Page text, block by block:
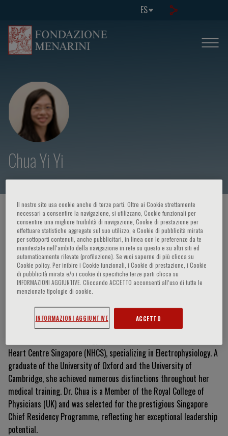
ES
Chua Yi Yi
HOME PAGE / CURSOS Y EVENTOS / ORADOR
Chua Yi Yi
Currículum Vitae
Heart Centre Singapore (NHCS), specializing in Electrophysiology. A
graduate of the University of Oxford and the University of
Cambridge, she achieved numerous distinctions throughout her
medical training. Dr. Chua is a Member of the Royal College of
Physicians (UK) and was selected for the prestigious Singapore
Chief Residency Programme, reflecting her exceptional leadership
potential.
Il nostro sito usa cookie anche di terze parti. Oltre ai Cookie strettamente
necessari a consentire la navigazione, si utilizzano, Cookie funzionali per
consentire una migliore fruibilità di navigazione, Cookie di prestazione per
effettuare statistiche aggregate sul suo utilizzo, e Cookie di pubblicità mirata
per sottoporti contenuti, anche pubblicitari, in linea con le preferenze da te
manifestate nell‘ambito della navigazione in rete su questo e su altri siti ed
automaticamente rilevate (profilazione). Se vuoi saperne di più clicca su
Cookie policy. Per inibire i Cookie funzionali, i Cookie di prestazione, i Cookie
di pubblicità mirata e/o i cookie di specifiche terze parti clicca su
INFORMAZIONI AGGIUNTIVE. Cliccando ACCETTO acconsenti all’uso di tutte le
menzionate tipologie di cookie.
INFORMAZIONI AGGIUNTIVE ACCETTO